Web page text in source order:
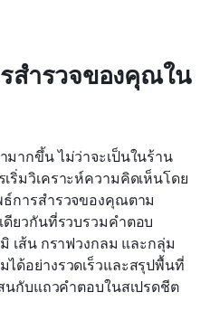
สำรวจของคุณใน
ากขึ้น ไม่ว่าจะเป็นในร้าน
มวิเคราะห์ความคิดเห็นโดย
ธ์การสำรวจของคุณตาม
ดียวกันที่รวบรวมคำตอบ
ส้น กราฟวงกลม และกลุ่ม
ด้อย่างรวดเร็วและสรุปพื้นที่
กับแถวคำตอบในสเปรดชีต